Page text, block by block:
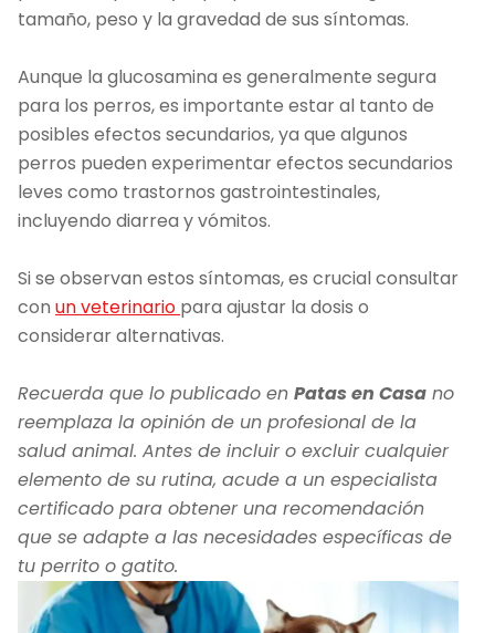
tamaño, peso y la gravedad de sus síntomas.
Aunque la glucosamina es generalmente segura
para los perros, es importante estar al tanto de
posibles efectos secundarios, ya que algunos
perros pueden experimentar efectos secundarios
leves como trastornos gastrointestinales,
incluyendo diarrea y vómitos.
Si se observan estos síntomas, es crucial consultar
con un veterinario para ajustar la dosis o
considerar alternativas.
Recuerda que lo publicado en Patas en Casa no
reemplaza la opinión de un profesional de la
salud animal. Antes de incluir o excluir cualquier
elemento de su rutina, acude a un especialista
certificado para obtener una recomendación
que se adapte a las necesidades específicas de
tu perrito o gatito.